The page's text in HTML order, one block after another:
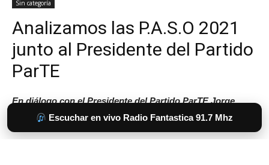
Escuchar en vivo Radio Fantastica 91.7 Mhz